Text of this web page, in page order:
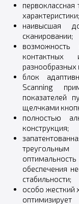
характеристики;
наивысшая
сканировании;
возможность
разнообразных
блок
Scanning
показателей
щелчками
полностью
конструкция;
треугольным
обеспечения
стабильности;
особо жесткий